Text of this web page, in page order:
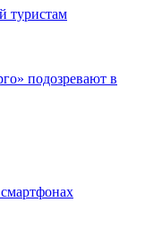
туристам
подозревают в